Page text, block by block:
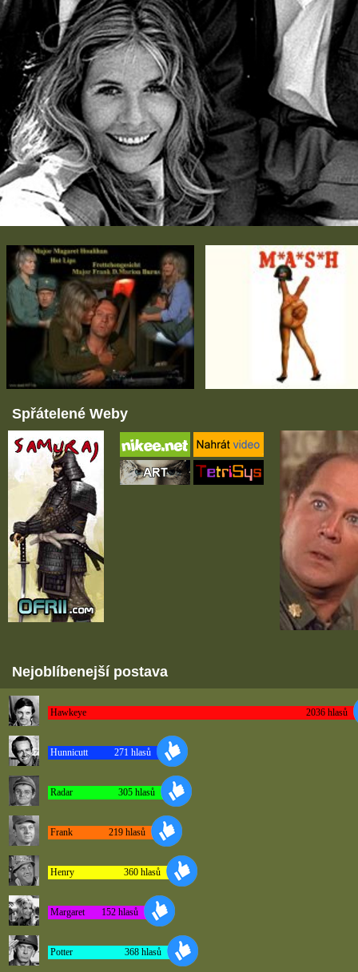
Spřátelené Weby
Nejoblíbenejší postava